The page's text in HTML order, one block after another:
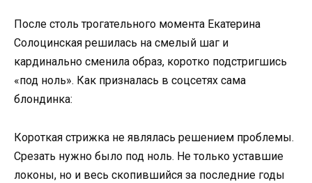
После столь трогательного момента Екатерина
Солоцинская решилась на смелый шаг и
кардинально сменила образ, коротко подстригшись
«под ноль». Как призналась в соцсетях сама
блондинка:
Короткая стрижка не являлась решением проблемы.
Срезать нужно было под ноль. Не только уставшие
локоны, но и весь скопившийся за последние годы